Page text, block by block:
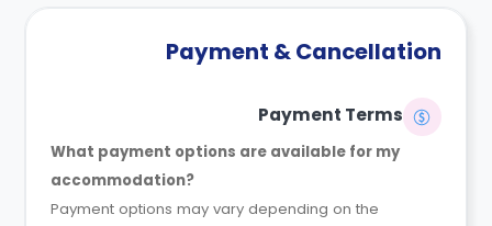
Payment & Cancellation
Payment Terms
What payment options are available for my
accommodation?
Payment options may vary depending on the